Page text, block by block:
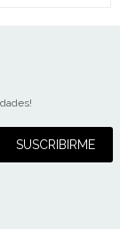
SUSCRIBIRME